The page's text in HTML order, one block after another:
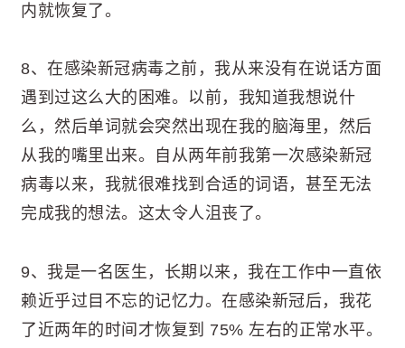
内就恢复了。
8、在感染新冠病毒之前，我从来没有在说话方面
遇到过这么大的困难。以前，我知道我想说什
么，然后单词就会突然出现在我的脑海里，然后
从我的嘴里出来。自从两年前我第一次感染新冠
病毒以来，我就很难找到合适的词语，甚至无法
完成我的想法。这太令人沮丧了。
9、我是一名医生，长期以来，我在工作中一直依
赖近乎过目不忘的记忆力。在感染新冠后，我花
了近两年的时间才恢复到 75% 左右的正常水平。